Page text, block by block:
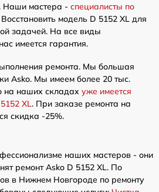
Наши мастера - специалисты по
Восстановить модель D 5152 XL для
задачей. На все виды
имеется гарантия.
ремонта. Мы большая
Asko. Мы имеем более 20 тыс.
на наших складах уже имеется
XL. При заказе ремонта на
скидка -25%.
наших мастеров - они
ремонт Asko D 5152 XL. По
в Нижнем Новгороде по ремонту